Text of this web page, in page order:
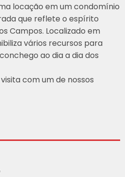
locação em um condomínio
que reflete o espírito
Campos. Localizado em
vários recursos para
ao dia a dia dos
com um de nossos